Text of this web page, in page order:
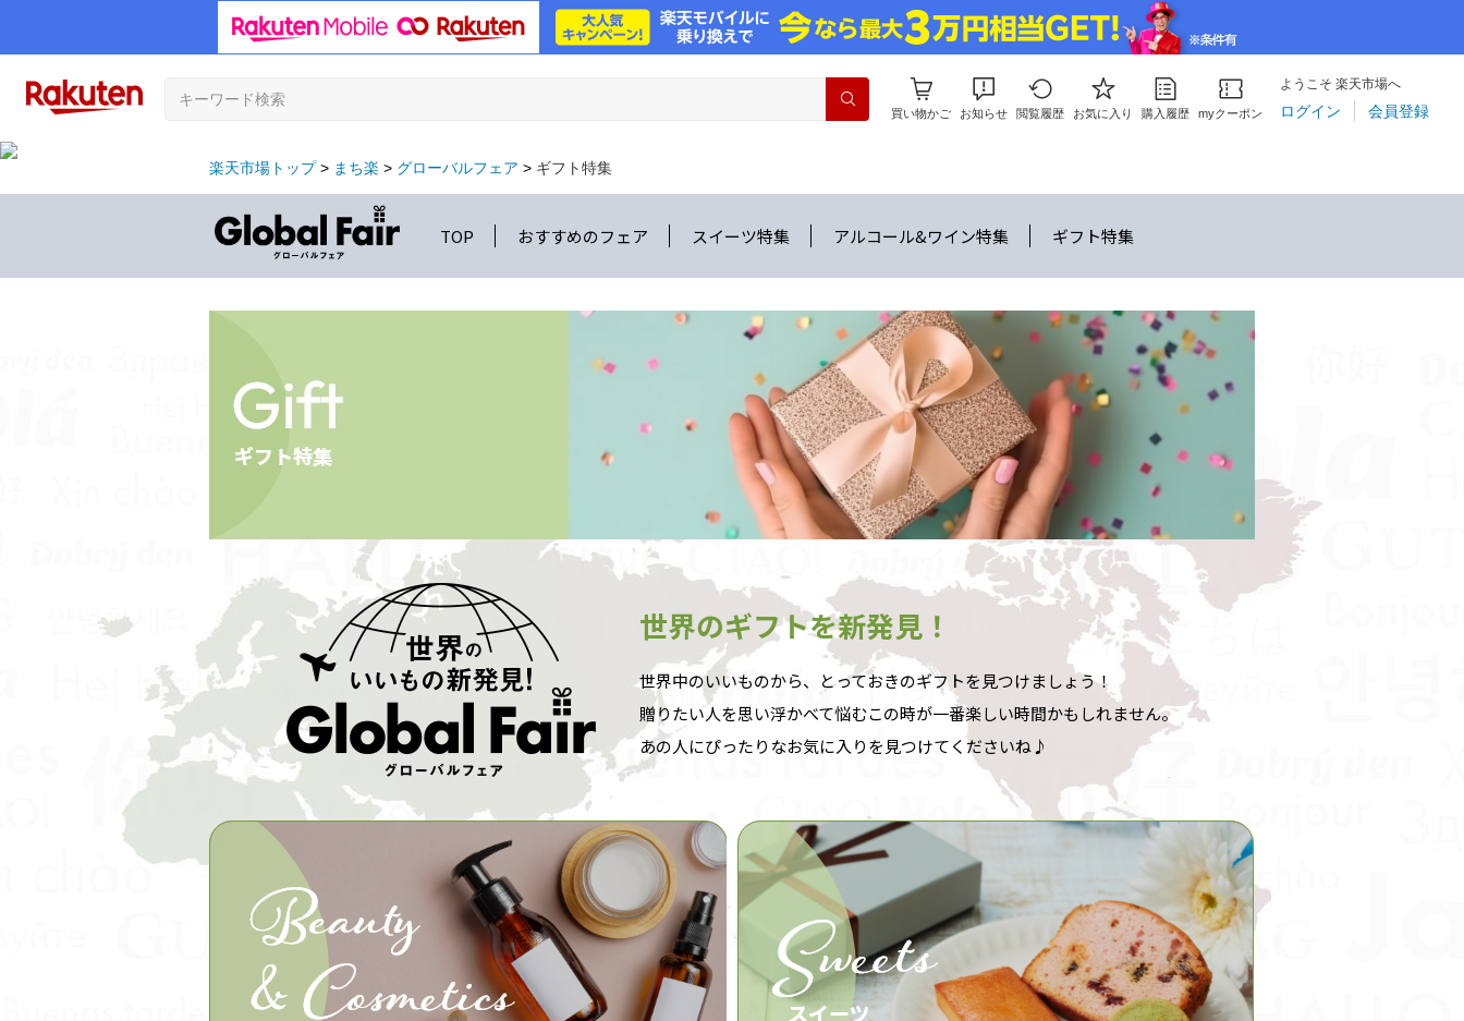
買い物かご お知らせ 閲覧履歴 お気に入り 購入履歴 myクーポン
ようこそ 楽天市場へ
ログイン 会員登録
楽天市場トップ まち楽 グローバルフェア ギフト特集
TOP おすすめのフェア スイーツ特集 アルコール&ワイン特集 ギフト特集
世界のギフトを新発見！
世界中のいいものから、とっておきのギフトを見つけましょう！
贈りたい人を思い浮かべて悩むこの時が一番楽しい時間かもしれません。
あの人にぴったりなお気に入りを見つけてくださいね♪